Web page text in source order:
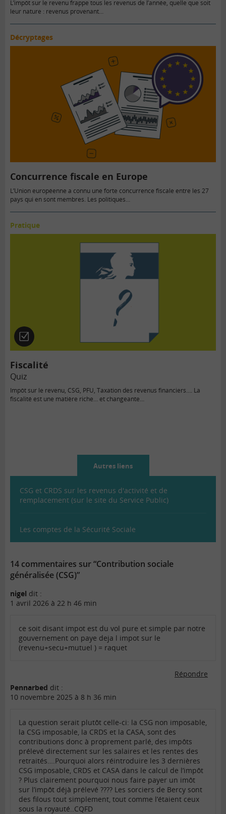
L’impôt sur le revenu frappe tous les revenus de l’année, quelle que soit
leur nature : revenus provenant…
Décryptages
Concurrence fiscale en Europe
L’Union européenne a connu une forte concurrence fiscale entre les 27
pays qui en sont membres. Les politiques…
Pratique
Quiz
Fiscalité
Quiz
Impôt sur le revenu, CSG, PFU, Taxation des revenus financiers…. La
fiscalité est une matière riche… et changeante…
Autres liens
CSG et CRDS sur les revenus d'activité et de
remplacement (sur le site du Service Public)
Les comptes de la Sécurité Sociale
14 commentaires sur “Contribution sociale
généralisée (CSG)”
nigel dit :
1 avril 2026 à 22 h 46 min
ce soit disant impot est du vol pure et simple par notre
gouvernement on paye deja l impot sur le
(revenu+secu+mutuel ) = raquet
Répondre
Pennarbed dit :
10 novembre 2025 à 8 h 36 min
La question serait plutôt celle-ci: la CSG non imposable,
la CSG imposable, la CRDS et la CASA, sont des
contributions donc à proprement parlé, des impôts
prélevé directement sur les salaires et les rentes des
retraités….Pourquoi alors réintroduire les 3 dernières
CSG imposable, CRDS et CASA dans le calcul de l’impôt
? Plus clairement pourquoi nous faire payer un imôt
sur l’impôt déjà prélevé ???? Les sorciers de Bercy sont
des filous tout simplement, tout comme l’étaient ceux
sous la royauté..CQFD